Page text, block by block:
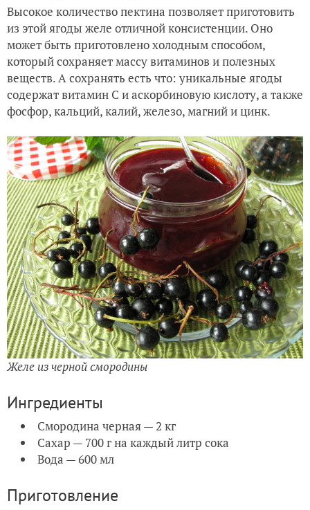
Высокое количество пектина позволяет приготовить
из этой ягоды желе отличной консистенции. Оно
может быть приготовлено холодным способом,
который сохраняет массу витаминов и полезных
веществ. А сохранять есть что: уникальные ягоды
содержат витамин С и аскорбиновую кислоту, а также
фосфор, кальций, калий, железо, магний и цинк.
Желе из черной смородины
Ингредиенты
Смородина черная — 2 кг
Сахар — 700 г на каждый литр сока
Вода — 600 мл
Приготовление